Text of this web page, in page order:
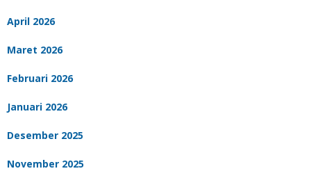
April 2026
Maret 2026
Februari 2026
Januari 2026
Desember 2025
November 2025